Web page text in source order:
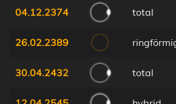
04.12.2374 total
26.02.2389
30.04.2432 total